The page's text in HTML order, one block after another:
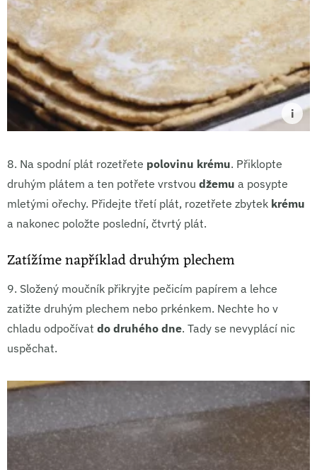
8. Na spodní plát rozetřete polovinu krému. Přiklopte
druhým plátem a ten potřete vrstvou džemu a posypte
mletými ořechy. Přidejte třetí plát, rozetřete zbytek krému
a nakonec položte poslední, čtvrtý plát.
Zatížíme například druhým plechem
9. Složený moučník přikryjte pečicím papírem a lehce
zatižte druhým plechem nebo prkénkem. Nechte ho v
chladu odpočívat do druhého dne. Tady se nevyplácí nic
uspěchat.